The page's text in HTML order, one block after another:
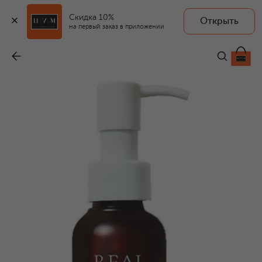
Скидка 10%
на первый заказ в приложении
Открыть
RATED GREEN
3 800 ₽